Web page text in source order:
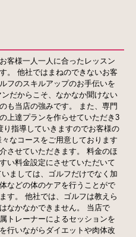
客様一人一人に合ったレッスン
。 他社ではまねのできないお客
フのスキルアップのお手伝いを
だからこそ、なかなか聞けない
も当店の強みです。 また、専門
上達プランを作らせていただき3
指導していきますのでお客様の
なコースをご用意しております
させていただきます。 料金のほ
い料金設定にさせていただいて
ましては、ゴルフだけでなく加
などの体のケアを行うことがで
す。 他社では、ゴルフは教えら
なかなかできません。 当店で
トレーナーによるセッションを
行いながらダイエットや肉体改